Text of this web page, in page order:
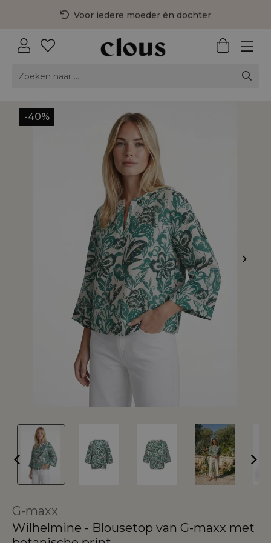
Voor iedere moeder én dochter
3 fysieke winkels in Nederland
-40%
G-maxx
Wilhelmine - Blousetop van G-maxx met